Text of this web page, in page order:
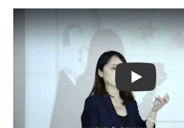
Play: Keynote